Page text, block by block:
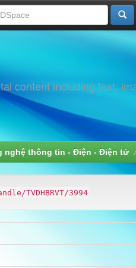
content including text,
nghệ thông tin - Điện - Điện tử
TVDHBRVT/3994